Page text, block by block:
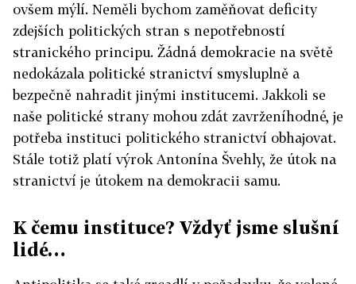
ovšem mýlí. Neměli bychom zaměňovat deficity
zdejších politických stran s nepotřebností
stranického principu. Žádná demokracie na světě
nedokázala politické stranictví smysluplně a
bezpečně nahradit jinými institucemi. Jakkoli se
naše politické strany mohou zdát zavrženíhodné, je
potřeba instituci politického stranictví obhajovat.
Stále totiž platí výrok Antonína Švehly, že útok na
stranictví je útokem na demokracii samu.
K čemu instituce? Vždyť jsme slušní
lidé…